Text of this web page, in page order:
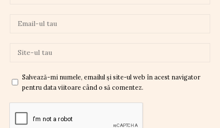
Salvează-mi numele, emailul și site-ul web în acest navigator
pentru data viitoare când o să comentez.